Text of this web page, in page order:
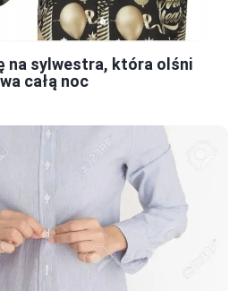
na sylwestra, która olśni
całą noc